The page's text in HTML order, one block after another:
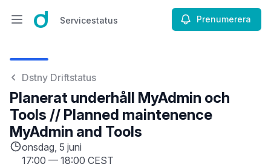
Öppna huvudmenyn
Servicestatus Prenumerera
Dstny Driftstatus
Planerat underhåll MyAdmin och
Tools // Planned maintenence
MyAdmin and Tools
onsdag, 5 juni
17:00 — 18:00 CEST